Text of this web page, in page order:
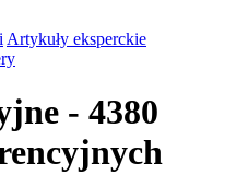
Artykuły eksperckie
- 4380